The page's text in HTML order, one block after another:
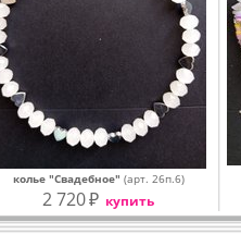
колье "Свадебное" (арт. 26п.6)
2 720₽ купить